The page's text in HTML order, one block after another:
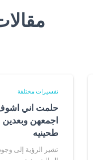
تفسيرات مختلفة
حلمت اني
اجمعهن وبعدين
طحينيه
تشير الرؤية إلى